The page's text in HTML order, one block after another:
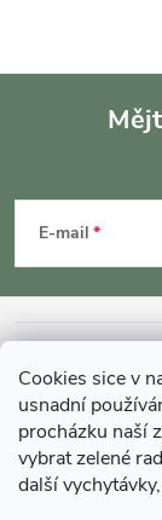
Cookies sice v
usnadní
procházku naší
vybrat zelené
další
p
a
E-mail
MOHLO BY
O GARDNERS